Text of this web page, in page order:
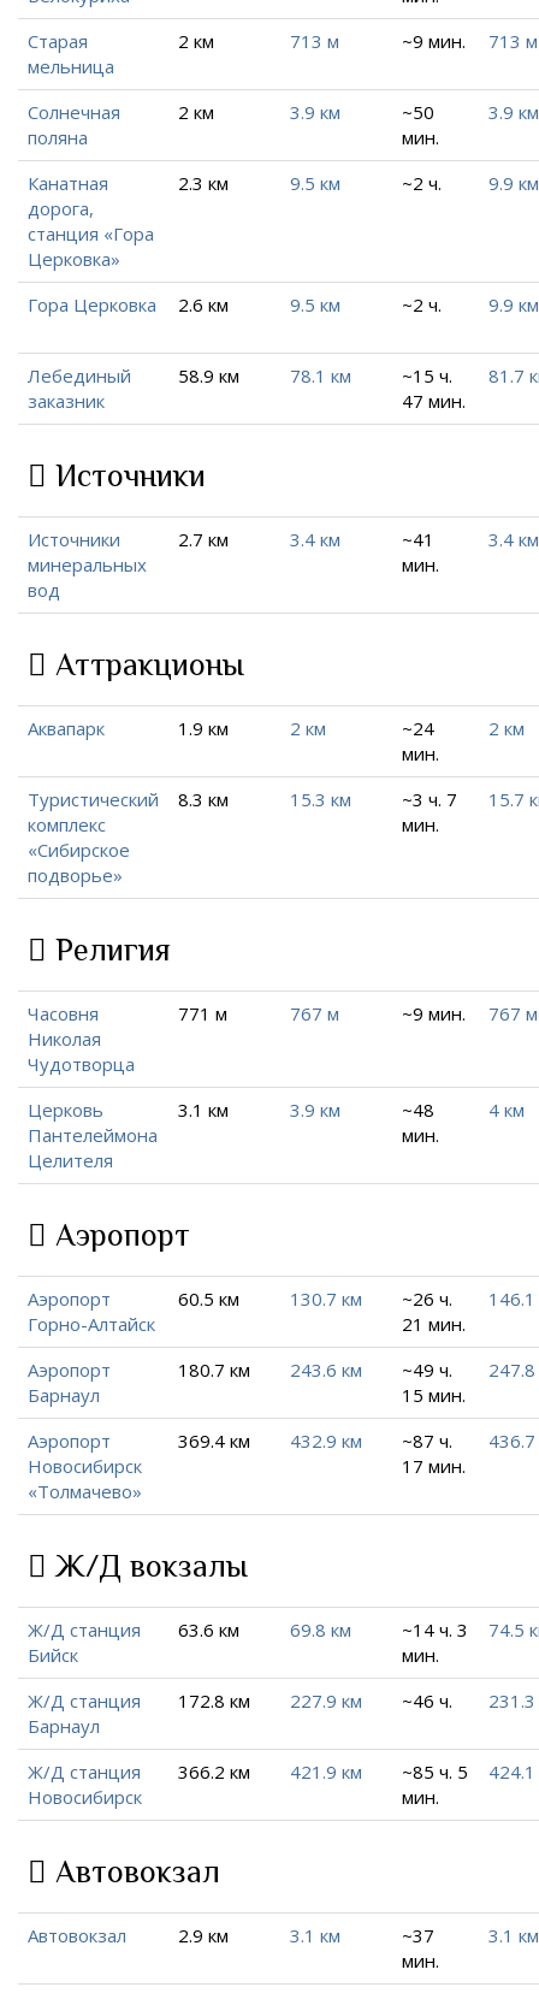
Старая
мельница
2 км 713 м ~9 мин. 713 м
Солнечная
поляна
2 км 3.9 км
~50
мин.
3.9 км
Канатная
дорога,
станция «Гора
Церковка»
2.3 км 9.5 км ~2 ч. 9.9 км
Гора Церковка 2.6 км 9.5 км ~2 ч. 9.9 км
Лебединый
заказник
58.9 км 78.1 км
~15 ч.
47 мин.
81.7
Источники
Источники
минеральных
вод
2.7 км 3.4 км
~41
мин.
3.4 км
Аттракционы
Аквапарк 1.9 км 2 км
~24
мин.
2 км
Туристический
комплекс
«Сибирское
подворье»
8.3 км 15.3 км
~3 ч. 7
мин.
15.7
Религия
Часовня
Николая
Чудотворца
771 м 767 м ~9 мин. 767 м
Церковь
Пантелеймона
Целителя
3.1 км 3.9 км
~48
мин.
4 км
Аэропорт
Аэропорт
Горно-Алтайск
60.5 км 130.7 км
~26 ч.
21 мин.
Аэропорт
Барнаул
180.7 км 243.6 км
~49 ч.
15 мин.
Аэропорт
Новосибирск
«Толмачево»
369.4 км 432.9 км
~87 ч.
17 мин.
Ж/Д вокзалы
Ж/Д станция
Бийск
63.6 км 69.8 км
~14 ч. 3
мин.
74.5
Ж/Д станция
Барнаул
172.8 км 227.9 км ~46 ч.
Ж/Д станция
Новосибирск
366.2 км 421.9 км
~85 ч. 5
мин.
Автовокзал
Автовокзал 2.9 км 3.1 км
~37
мин.
3.1 км